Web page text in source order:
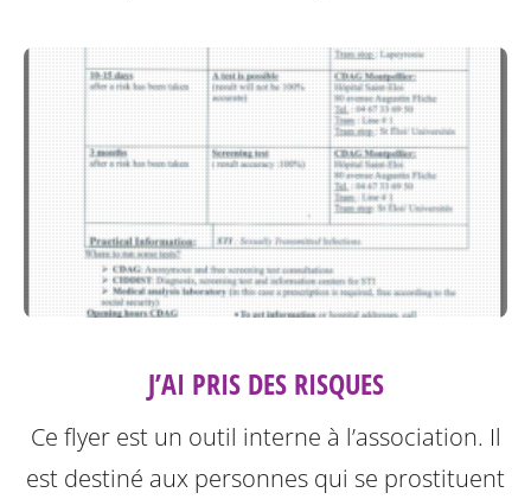
J’AI PRIS DES RISQUES
Ce flyer est un outil interne à l’association. Il
est destiné aux personnes qui se prostituent